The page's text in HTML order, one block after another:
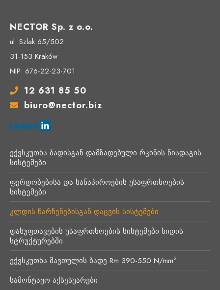
NECTOR Sp. z o.o.
ul. Szlak 65/502
31-153 Kraków
NIP: 676-22-23-701
12 631 85 50
biuro@nector.biz
ექვსკუთხა ბადისგან დამზადებული რკინის ნიადაგის
სისტემები
ფერდობებისა და სანაპიროების უსაფრთხოების
სისტემები
კლდის ნარჩენებისგან დაცვის სისტემები
დასუფთავების უსაფრთხოების სისტემები ხიდის
სტრუქტურებში
ექვსკუთხა მავთულის ბადე Rm 390-550 N/mm2
სამონტაჟო აქსესუარები